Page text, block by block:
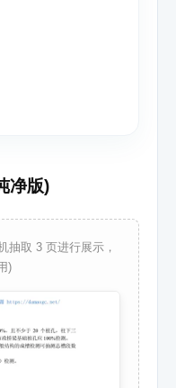
净版)
抽取 3 页进行展示，
)